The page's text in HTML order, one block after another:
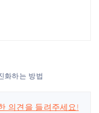
화하는 방법
의견을 들려주세요!